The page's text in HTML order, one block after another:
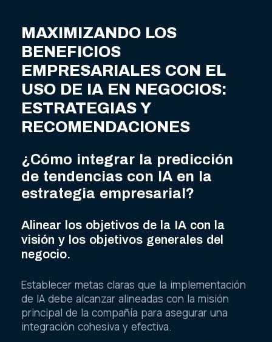
MAXIMIZANDO LOS
BENEFICIOS
EMPRESARIALES CON EL
USO DE IA EN NEGOCIOS:
ESTRATEGIAS Y
RECOMENDACIONES
¿Cómo integrar la predicción
de tendencias con IA en la
estrategia empresarial?
Alinear los objetivos de la IA con la
visión y los objetivos generales del
negocio.
Establecer metas claras que la implementación
de IA debe alcanzar alineadas con la misión
principal de la compañía para asegurar una
integración cohesiva y efectiva.